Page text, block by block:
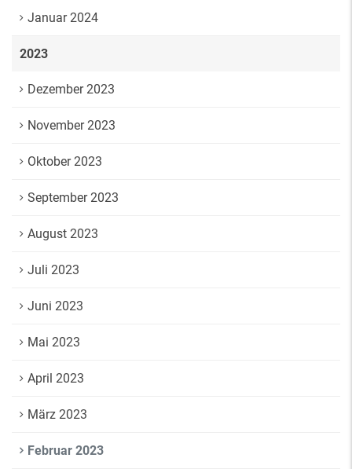
Januar 2024
2023
Dezember 2023
November 2023
Oktober 2023
September 2023
August 2023
Juli 2023
Juni 2023
Mai 2023
April 2023
März 2023
Februar 2023